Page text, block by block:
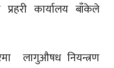
कार्यालय बाँकेले
लागुऔषध नियन्त्रण